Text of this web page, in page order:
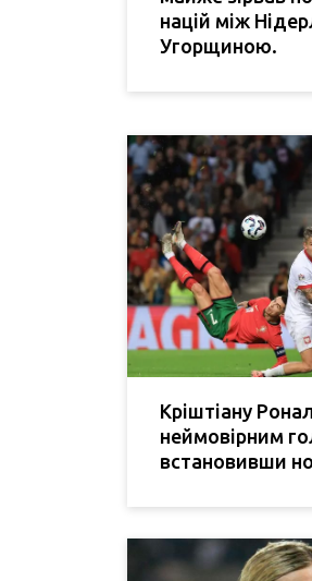
націй між
Угорщиною.
Кріштіану
неймовірним
встановивши